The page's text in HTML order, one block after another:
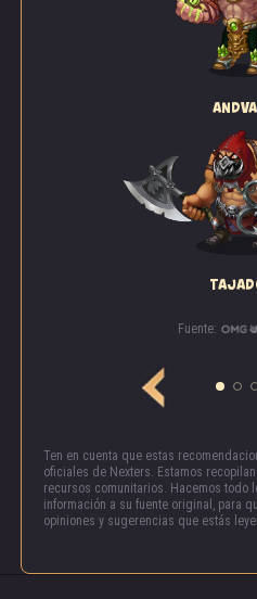
Fuente:
Ten en cuenta que estas
oficiales de Nexters. Estamos
recursos comunitarios. Hacemos todo
información a su fuente original, para
opiniones y sugerencias que estás